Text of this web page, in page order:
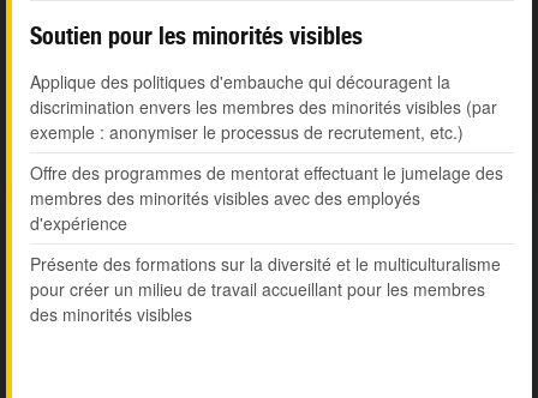
Soutien pour les minorités visibles
Applique des politiques d'embauche qui découragent la
discrimination envers les membres des minorités visibles (par
exemple : anonymiser le processus de recrutement, etc.)
Offre des programmes de mentorat effectuant le jumelage des
membres des minorités visibles avec des employés
d'expérience
Présente des formations sur la diversité et le multiculturalisme
pour créer un milieu de travail accueillant pour les membres
des minorités visibles